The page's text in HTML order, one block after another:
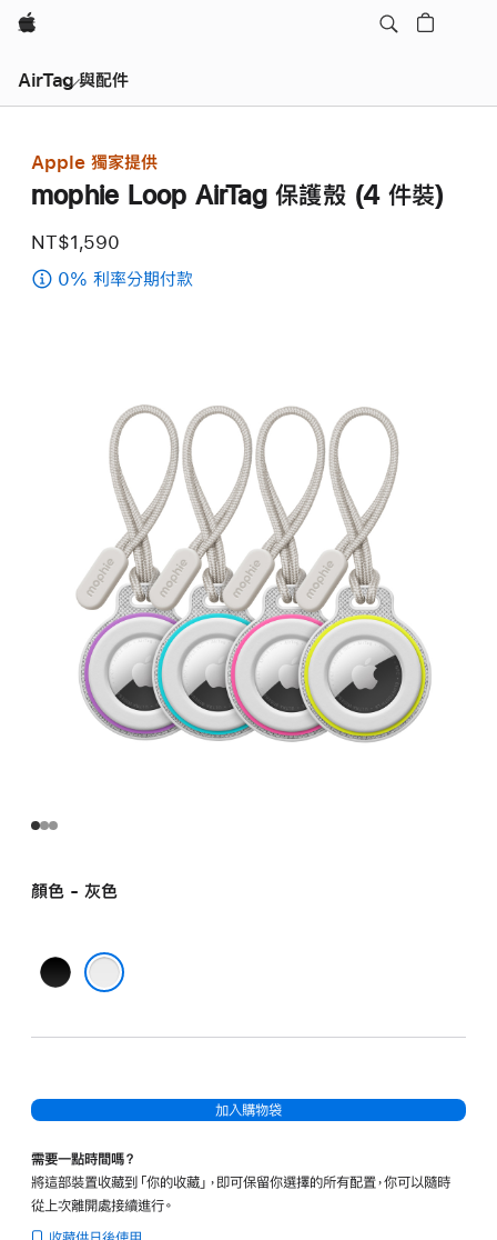
Apple
AirTag 與配件
Apple 獨家提供
mophie Loop AirTag 保護殼 (4 件裝)
NT$1,590
0% 利率分期付款
殼
裝)
gray
的
分
期
付
款)
顏色 - 灰色
黑
加入購物袋
需要一點時間嗎？
將這部裝置收藏到「你的收藏」，即可保留你選擇的所有配置，你可以隨時
從上次離開處接續進行。